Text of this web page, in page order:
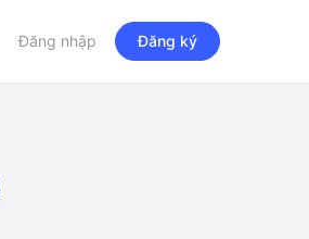
Đăng nhập Đăng ký